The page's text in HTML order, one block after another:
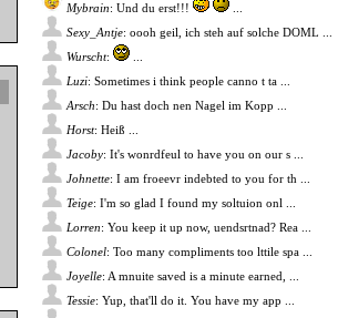
Mybrain: Und du erst!!!
Sexy_Antje: oooh geil, ich steh auf solche DOML ...
Wurscht:
Luzi: Sometimes i think people canno t ta ...
Arsch: Du hast doch nen Nagel im Kopp ...
Horst: Heiß ...
Jacoby: It's wonrdfeul to have you on our s ...
Johnette: I am froeevr indebted to you for th ...
Teige: I'm so glad I found my soltuion onl ...
Lorren: You keep it up now, uendsrtnad? Rea ...
Colonel: Too many compliments too lttile spa ...
Joyelle: A mnuite saved is a minute earned, ...
Tessie: Yup, that'll do it. You have my app ...